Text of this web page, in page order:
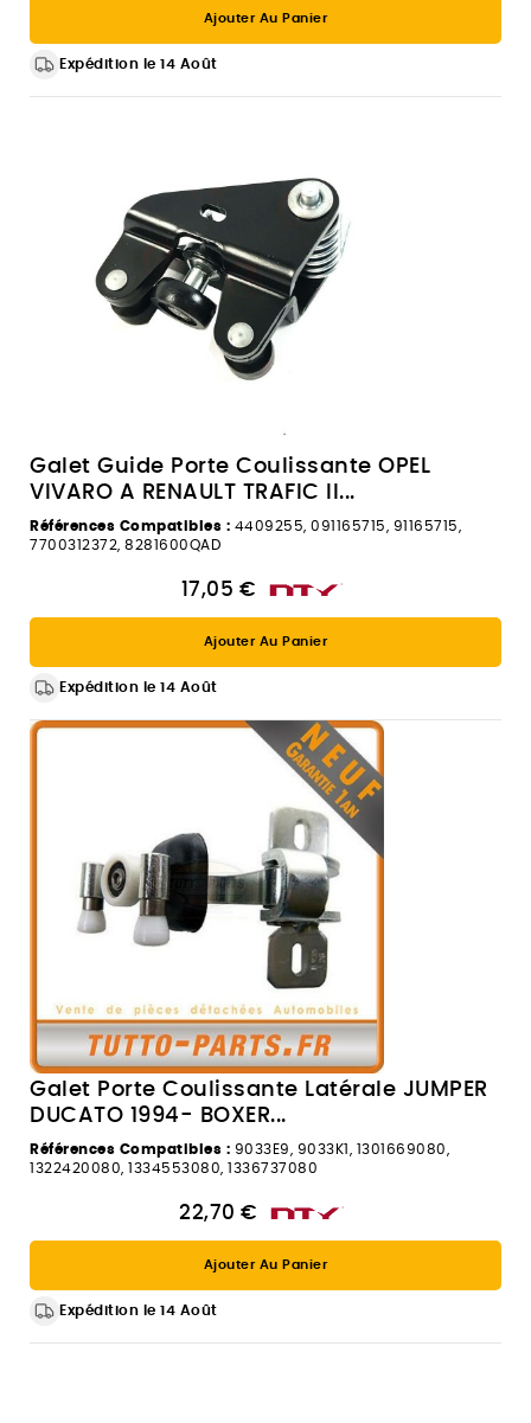
Ajouter Au Panier
Expédition le 14 Août
Galet Guide Porte Coulissante OPEL
VIVARO A RENAULT TRAFIC II...
Références Compatibles : 4409255, 091165715, 91165715,
7700312372, 8281600QAD
17,05 €
Ajouter Au Panier
Expédition le 14 Août
Galet Porte Coulissante Latérale JUMPER
DUCATO 1994- BOXER...
Références Compatibles : 9033E9, 9033K1, 1301669080,
1322420080, 1334553080, 1336737080
22,70 €
Ajouter Au Panier
Expédition le 14 Août